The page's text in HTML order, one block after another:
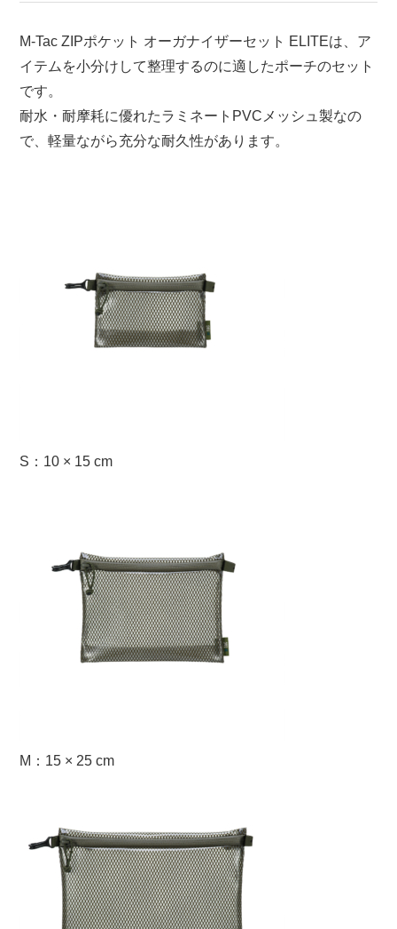
M-Tac ZIPポケット オーガナイザーセット ELITEは、ア
イテムを小分けして整理するのに適したポーチのセット
です。
耐水・耐摩耗に優れたラミネートPVCメッシュ製なの
で、軽量ながら充分な耐久性があります。
S：10 × 15 cm
M：15 × 25 cm